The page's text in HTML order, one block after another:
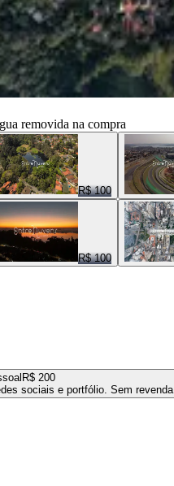
removida na compra
R$ 100
R$ 100
R$ 200
sociais e portfólio. Sem revenda.